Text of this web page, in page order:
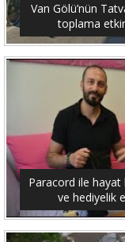
Van Gölü’nün
toplama
Paracord ile
ve hediyelik